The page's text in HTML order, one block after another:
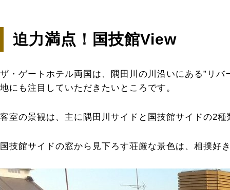
迫力満点！国技館View
ザ・ゲートホテル両国は、隅田川の川沿いにある”リ
地にも注目していただきたいところです。
客室の景観は、主に隅田川サイドと国技館サイドの2
国技館サイドの窓から見下ろす荘厳な景色は、相撲好